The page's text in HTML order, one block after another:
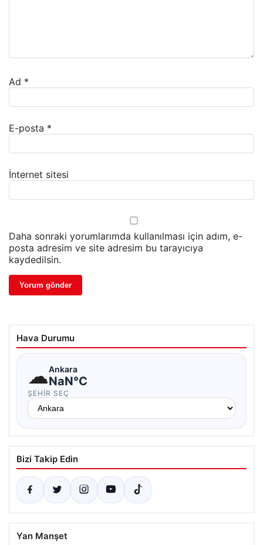
Ad *
E-posta *
İnternet sitesi
Daha sonraki yorumlarımda kullanılması için adım, e-
posta adresim ve site adresim bu tarayıcıya
kaydedilsin.
Hava Durumu
☁Ankara
NaN°C
ŞEHIR SEÇ
Bizi Takip Edin
Yan Manşet